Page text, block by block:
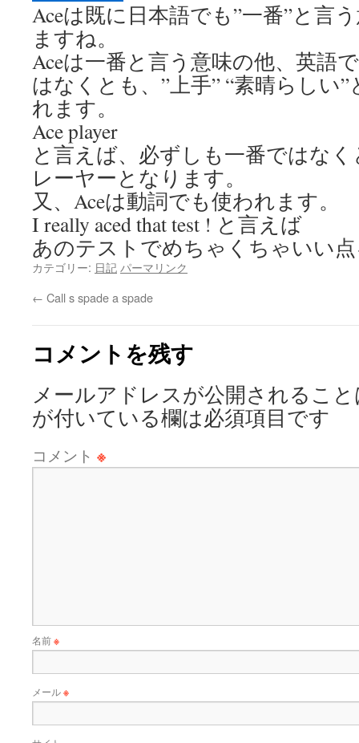
Aceは既に日本語でも”一番”と言
ますね。
Aceは一番と言う意味の他、英語
はなくとも、”上手” “素晴らしい
れます。
Ace player
と言えば、必ずしも一番ではな
レーヤーとなります。
又、Aceは動詞でも使われます。
I really aced that test ! と言えば
あのテストでめちゃくちゃいい
カテゴリー: 日記 パーマリンク
← Call s spade a spade
コメントを残す
メールアドレスが公開されるこ
が付いている欄は必須項目です
コメント ※
名前※
メール※